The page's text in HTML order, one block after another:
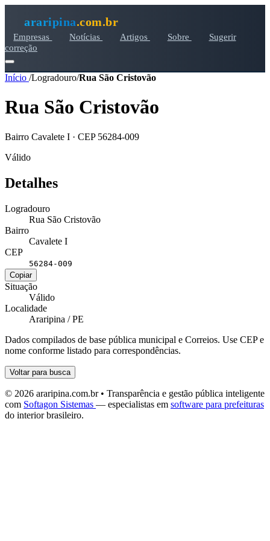
araripina.com.br
Empresas Notícias Artigos Sobre
Sugerir
correção
Início /Logradouro/Rua São Cristovão
Rua São Cristovão
Bairro Cavalete I · CEP 56284-009
Válido
Detalhes
Logradouro
Rua São Cristovão
Bairro
Cavalete I
CEP
56284-009
Copiar
Situação
Válido
Localidade
Araripina / PE
Dados compilados de base pública municipal e Correios. Use CEP e
nome conforme listado para correspondências.
Voltar para busca
© 2026 araripina.com.br • Transparência e gestão pública inteligente
com Softagon Sistemas — especialistas em software para prefeituras
do interior brasileiro.